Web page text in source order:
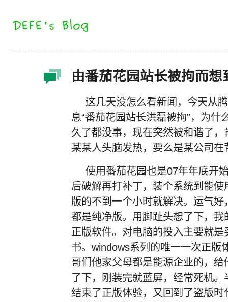
由番茄花园站长被拘而想
这几天没怎么看新闻，今天从
息“番茄花园站长洪磊被拘”，为
久了都没事，现在突然被和谐了
某某人头脑发热，要么是某公司
使用番茄花园也是07年年底开
后破解再打补丁，装个系统到能
版的不到一个小时就解决。运气
都是纯净版。用脚趾头想了下，
正版软件。对电脑的投入主要就
书。windows系列的唯一一次正版
哥们他家父母都是能源企业的，
了下，刚装完就蓝屏，经常死机
结束了正版体验，又回到了盗版